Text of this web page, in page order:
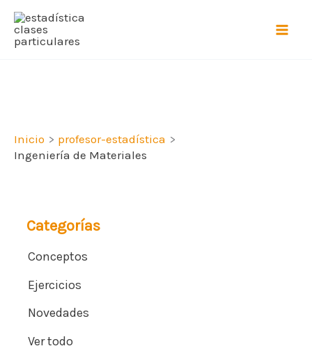
Inicio
profesor-estadística
Ingeniería de Materiales
Categorías
Conceptos
Ejercicios
Novedades
Ver todo